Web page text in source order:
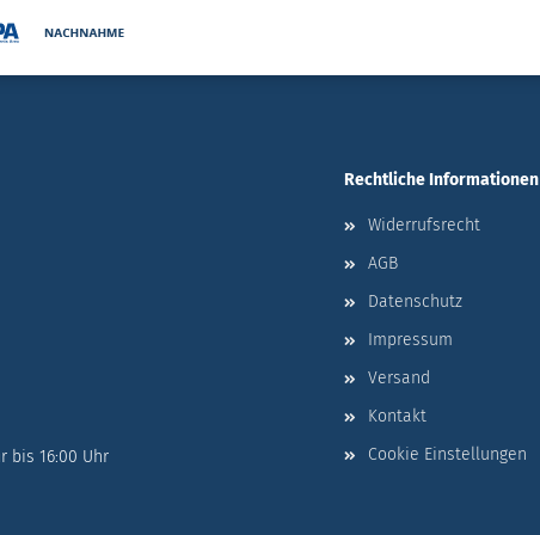
bis 16:00 Uhr
Rechtliche Informationen
Widerrufsrecht
AGB
Datenschutz
Impressum
Versand
Kontakt
Cookie Einstellungen